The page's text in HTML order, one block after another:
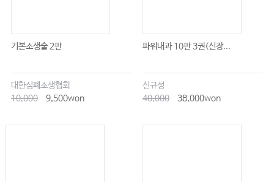
기본소생술 2판
대한심폐소생협회
10,000
9,500won
파워내과 10판 3권(신장...
신규성
40,000
38,000won